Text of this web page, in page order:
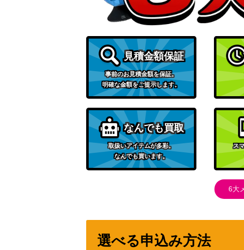
宵星の機神ディンギルス（20thSE）【DANE-
遊戯王 エフェクト・ヴェーラー（ｼｰｸﾚｯﾄ）20th
稀代の天才魔道士 ルーテ（SR+）B11
みんなで一緒に! 春日未来（SP）IAS/IMS
私のキラめき 花柳 香子（STR）RSL
遊戯王 麗神-不知火（20thｼｰｸﾚｯﾄ）SAST
遊戯王 双穹の騎士アストラム（20thｼｰｸﾚｯﾄ）
獅子王女 ラケシス（SR+）B12
私のキラめき 石動 双葉（STR）RSL
遊戯王 守護竜ピスティ（20thｼｰｸﾚｯﾄ）SAST
カオス・ソルジャー -開闢の使者-（UL）【306-
積み重ねた想い 北沢志保（SP）IAS/IMS
見積金額保証
事前のお見積金額を保証。
明確な金額をご提示します。
なんでも買取
取扱いアイテムが多彩。
なんでも買います。
ス
6大
選べる申込み方法